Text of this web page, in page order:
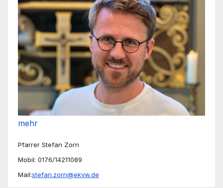
mehr
Pfarrer Stefan Zorn
Mobil: 0176/14211089
Mail:stefan.zorn@ekvw.de